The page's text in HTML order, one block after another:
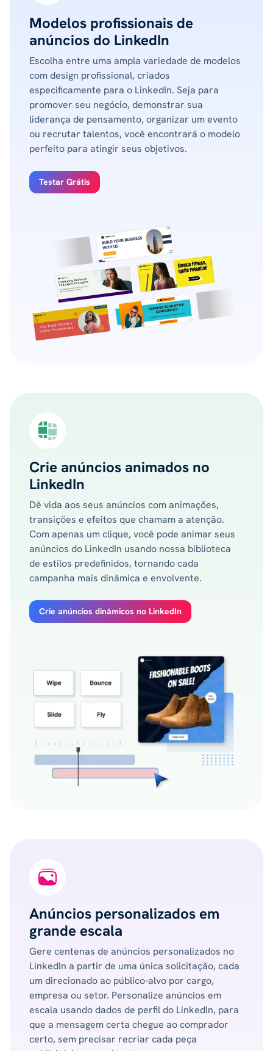
Modelos profissionais de
anúncios do LinkedIn
Escolha entre uma ampla variedade de modelos
com design profissional, criados
especificamente para o LinkedIn. Seja para
promover seu negócio, demonstrar sua
liderança de pensamento, organizar um evento
ou recrutar talentos, você encontrará o modelo
perfeito para atingir seus objetivos.
Testar Grátis
Crie anúncios animados no
LinkedIn
Dê vida aos seus anúncios com animações,
transições e efeitos que chamam a atenção.
Com apenas um clique, você pode animar seus
anúncios do LinkedIn usando nossa biblioteca
de estilos predefinidos, tornando cada
campanha mais dinâmica e envolvente.
Crie anúncios dinâmicos no LinkedIn
Anúncios personalizados em
grande escala
Gere centenas de anúncios personalizados no
LinkedIn a partir de uma única solicitação, cada
um direcionado ao público-alvo por cargo,
empresa ou setor. Personalize anúncios em
escala usando dados de perfil do LinkedIn, para
que a mensagem certa chegue ao comprador
certo, sem precisar recriar cada peça